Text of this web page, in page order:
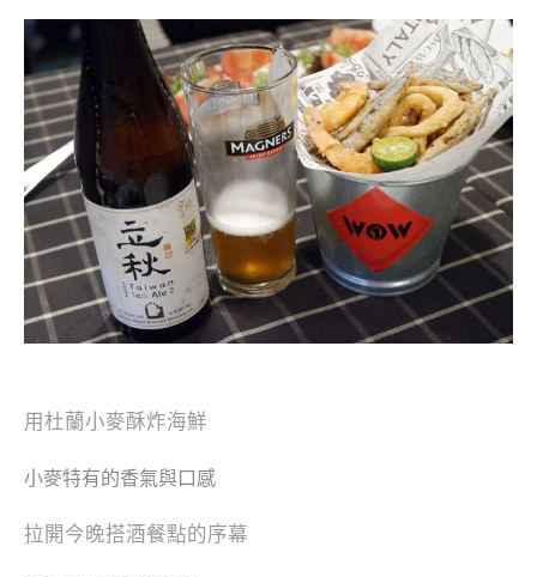
用杜蘭小麥酥炸海鮮
小麥特有的香氣與口感
拉開今晚搭酒餐點的序幕